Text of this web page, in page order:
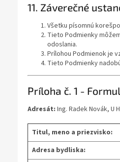
11. Záverečné
Všetku písomnú
Tieto Podmienky
odoslania.
Prílohou Podmienok je
Tieto Podmienky
Príloha č. 1 -
Adresát: Ing. Radek Novák, U
Titul, meno a priezvisko:
Adresa bydliska: